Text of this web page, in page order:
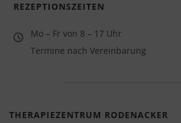
REZEPTIONSZEITEN
Mo – Fr von 8 – 17 Uhr
Termine nach Vereinbarung
THERAPIEZENTRUM RODENACKER